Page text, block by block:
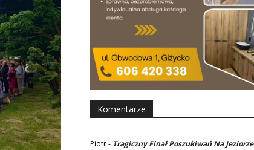
Komentarze
Piotr- Tragiczny Finał Poszukiwań Na Jeziorze